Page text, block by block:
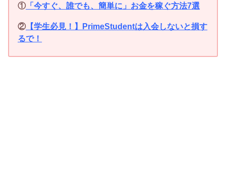
① 「今すぐ、誰でも、簡単に」お金を稼ぐ方法7選
② 【学生必見！】PrimeStudentは入会しないと損す
るで！